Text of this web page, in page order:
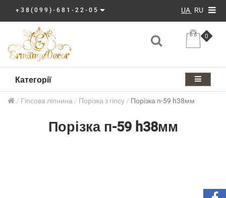
+38(099)-681-22-05 UA RU
0
Категорії
Гіпсова ліпнина Порізка з гіпсу Порізка п-59 h38мм
Порізка п-59 h38мм